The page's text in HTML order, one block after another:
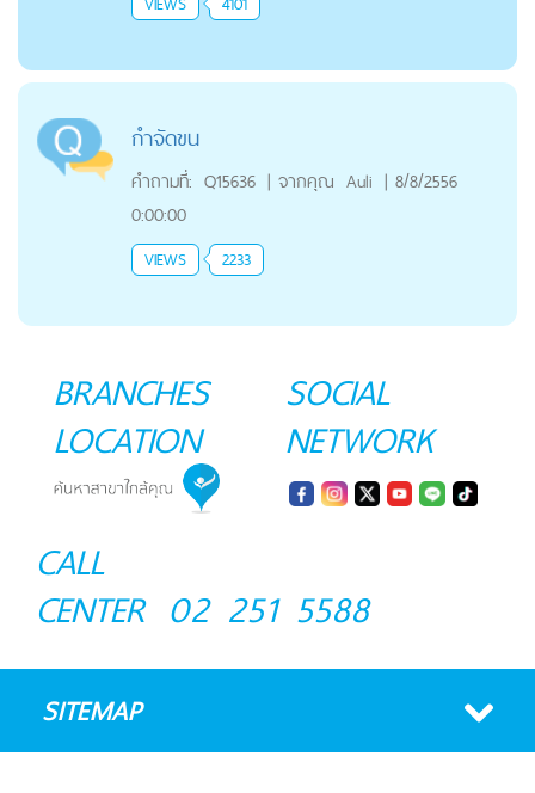
กำจัดขน
คำถามที่: Q15636 | จากคุณ Auli | 8/8/2556
0:00:00
VIEWS 2233
BRANCHES
LOCATION
SOCIAL
NETWORK
CALL
CENTER 02 251 5588
SITEMAP